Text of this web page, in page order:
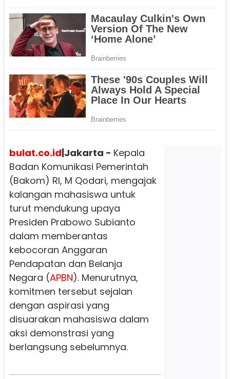
bulat.co.id|Jakarta - Kepala
Badan Komunikasi Pemerintah
(Bakom) RI, M Qodari, mengajak
kalangan mahasiswa untuk
turut mendukung upaya
Presiden Prabowo Subianto
dalam memberantas
kebocoran Anggaran
Pendapatan dan Belanja
Negara (APBN). Menurutnya,
komitmen tersebut sejalan
dengan aspirasi yang
disuarakan mahasiswa dalam
aksi demonstrasi yang
berlangsung sebelumnya.